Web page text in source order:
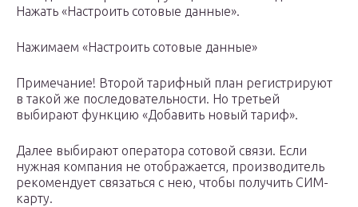
Нажать «Настроить сотовые данные».
Нажимаем «Настроить сотовые данные»
Примечание! Второй тарифный план регистрируют
в такой же последовательности. Но третьей
выбирают функцию «Добавить новый тариф».
Далее выбирают оператора сотовой связи. Если
нужная компания не отображается, производитель
рекомендует связаться с нею, чтобы получить СИМ-
карту.